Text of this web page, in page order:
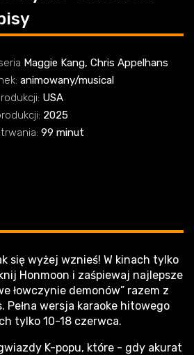
Maggie Kang, Chris Appelhans
animowany/musical
USA
2025
99 minut
się wyżej wznieś! W kinach tylko
Honmoon i zaśpiewaj najlepsze
łowczynie demonów” razem z
Pełna wersja karaoke hitowego
tylko 10-18 czerwca.
K-popu, które - gdy akurat